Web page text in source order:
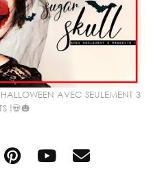
AVEC SEULEMENT 3
!💀🎃